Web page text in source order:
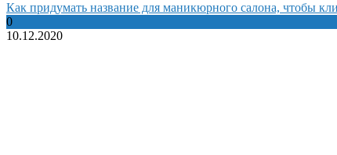
Как придумать название для маникюрного салона, чтобы
0
10.12.2020